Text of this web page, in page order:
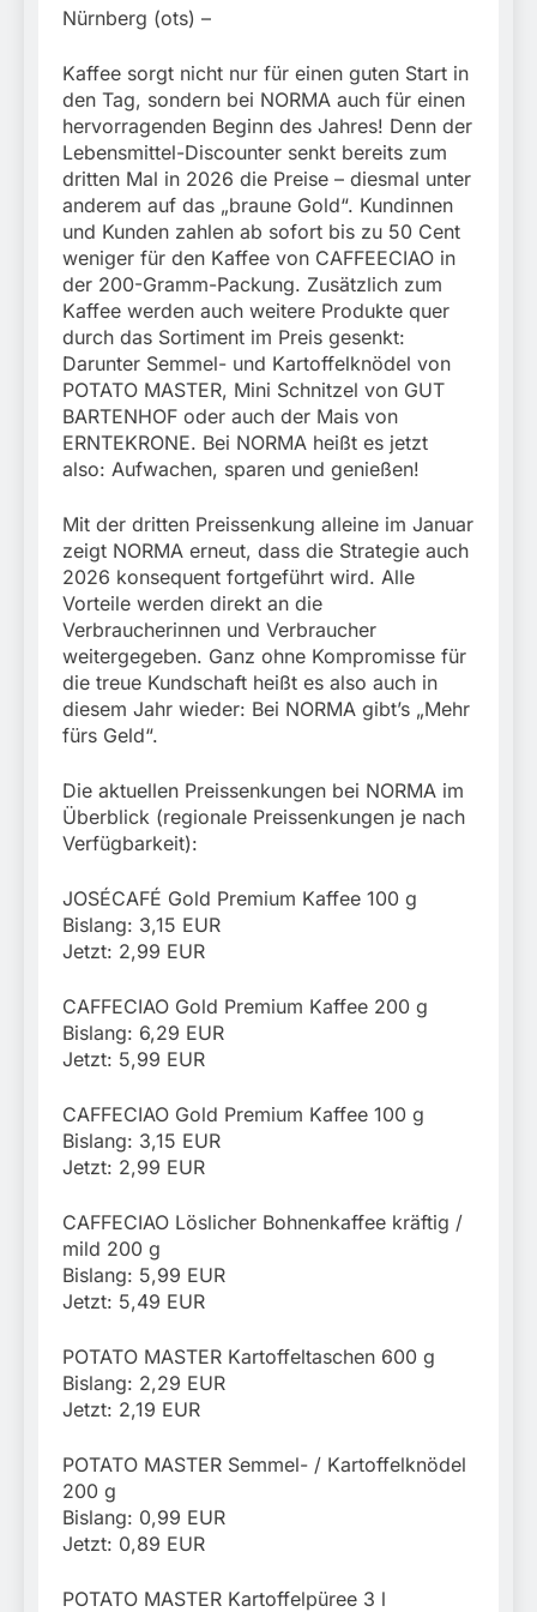
/ Bundespolizei ermittelt
wegen gefährlichen
Eingriffs in den
Bahnverkehr
Nürnberg (ots) –
Kaffee sorgt nicht nur für einen guten Start in
den Tag, sondern bei NORMA auch für einen
hervorragenden Beginn des Jahres! Denn der
Lebensmittel-Discounter senkt bereits zum
dritten Mal in 2026 die Preise – diesmal unter
anderem auf das „braune Gold“. Kundinnen
und Kunden zahlen ab sofort bis zu 50 Cent
weniger für den Kaffee von CAFFEECIAO in
der 200-Gramm-Packung. Zusätzlich zum
Kaffee werden auch weitere Produkte quer
durch das Sortiment im Preis gesenkt:
Darunter Semmel- und Kartoffelknödel von
POTATO MASTER, Mini Schnitzel von GUT
BARTENHOF oder auch der Mais von
ERNTEKRONE. Bei NORMA heißt es jetzt
also: Aufwachen, sparen und genießen!
Mit der dritten Preissenkung alleine im Januar
zeigt NORMA erneut, dass die Strategie auch
2026 konsequent fortgeführt wird. Alle
Vorteile werden direkt an die
Verbraucherinnen und Verbraucher
weitergegeben. Ganz ohne Kompromisse für
die treue Kundschaft heißt es also auch in
diesem Jahr wieder: Bei NORMA gibt’s „Mehr
fürs Geld“.
Die aktuellen Preissenkungen bei NORMA im
Überblick (regionale Preissenkungen je nach
Verfügbarkeit):
JOSÉCAFÉ Gold Premium Kaffee 100 g
Bislang: 3,15 EUR
Jetzt: 2,99 EUR
CAFFECIAO Gold Premium Kaffee 200 g
Bislang: 6,29 EUR
Jetzt: 5,99 EUR
CAFFECIAO Gold Premium Kaffee 100 g
Bislang: 3,15 EUR
Jetzt: 2,99 EUR
CAFFECIAO Löslicher Bohnenkaffee kräftig /
mild 200 g
Bislang: 5,99 EUR
Jetzt: 5,49 EUR
POTATO MASTER Kartoffeltaschen 600 g
Bislang: 2,29 EUR
Jetzt: 2,19 EUR
POTATO MASTER Semmel- / Kartoffelknödel
200 g
Bislang: 0,99 EUR
Jetzt: 0,89 EUR
POTATO MASTER Kartoffelpüree 3 l